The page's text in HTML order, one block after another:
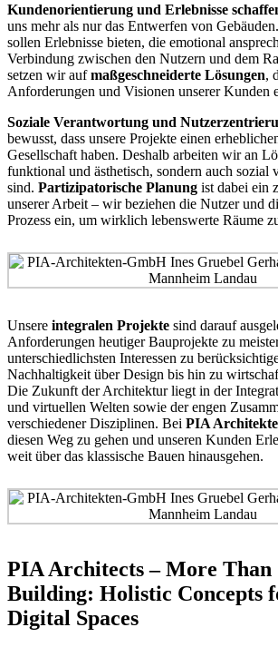
Kundenorientierung und Erlebnisse
uns mehr als nur das Entwerfen von
sollen Erlebnisse bieten, die emotional
Verbindung zwischen den Nutzern und dem
setzen wir aufmaßgeschneiderte Lösungen,
Anforderungen und Visionen unserer Kunden
Soziale Verantwortung und
bewusst, dass unsere Projekte einen
Gesellschaft haben. Deshalb arbeiten wir an
funktional und ästhetisch, sondern auch sozial
sind. Partizipatorische Planung ist dabei ein
unserer Arbeit – wir beziehen die Nutzer und
Prozess ein, um wirklich lebenswerte Räume
Unsere integralen Projekte sind darauf
Anforderungen heutiger Bauprojekte zu
unterschiedlichsten Interessen zu
Nachhaltigkeit über Design bis hin zu
Die Zukunft der Architektur liegt in der
und virtuellen Welten sowie der engen
verschiedener Disziplinen. Bei PIA
diesen Weg zu gehen und unseren Kunden
weit über das klassische Bauen hinausgehen.
PIA Architects – More Than
Building: Holistic Concepts
Digital Spaces